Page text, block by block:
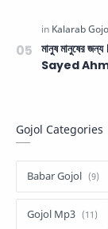
মানুষ
Sayed
Gojol Categories
Babar Gojol
Gojol Mp3